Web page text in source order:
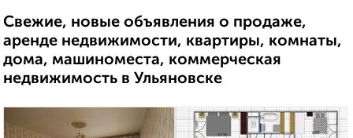
Свежие, новые объявления о продаже,
аренде недвижимости, квартиры, комнаты,
дома, машиноместа, коммерческая
недвижимость в Ульяновске